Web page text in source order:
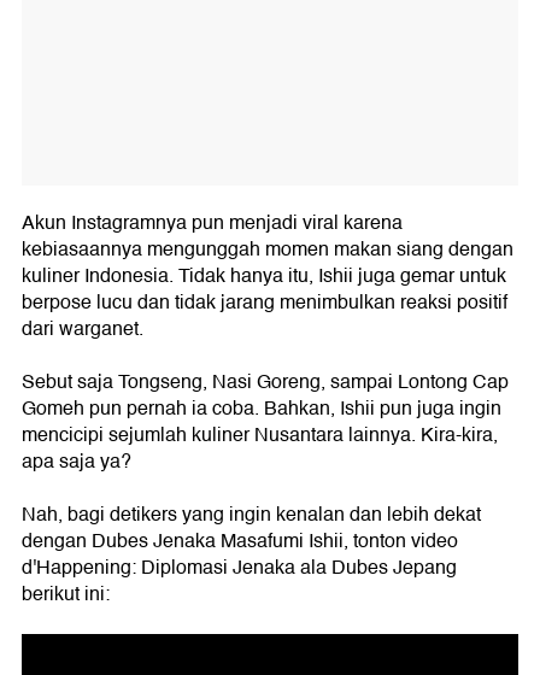
Akun Instagramnya pun menjadi viral karena
kebiasaannya mengunggah momen makan siang dengan
kuliner Indonesia. Tidak hanya itu, Ishii juga gemar untuk
berpose lucu dan tidak jarang menimbulkan reaksi positif
dari warganet.
Sebut saja Tongseng, Nasi Goreng, sampai Lontong Cap
Gomeh pun pernah ia coba. Bahkan, Ishii pun juga ingin
mencicipi sejumlah kuliner Nusantara lainnya. Kira-kira,
apa saja ya?
Nah, bagi detikers yang ingin kenalan dan lebih dekat
dengan Dubes Jenaka Masafumi Ishii, tonton video
d'Happening: Diplomasi Jenaka ala Dubes Jepang
berikut ini: